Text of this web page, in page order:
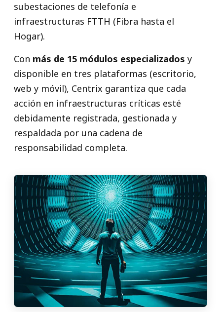
subestaciones de telefonía e
infraestructuras FTTH (Fibra hasta el
Hogar).
Con más de 15 módulos especializados y
disponible en tres plataformas (escritorio,
web y móvil), Centrix garantiza que cada
acción en infraestructuras críticas esté
debidamente registrada, gestionada y
respaldada por una cadena de
responsabilidad completa.